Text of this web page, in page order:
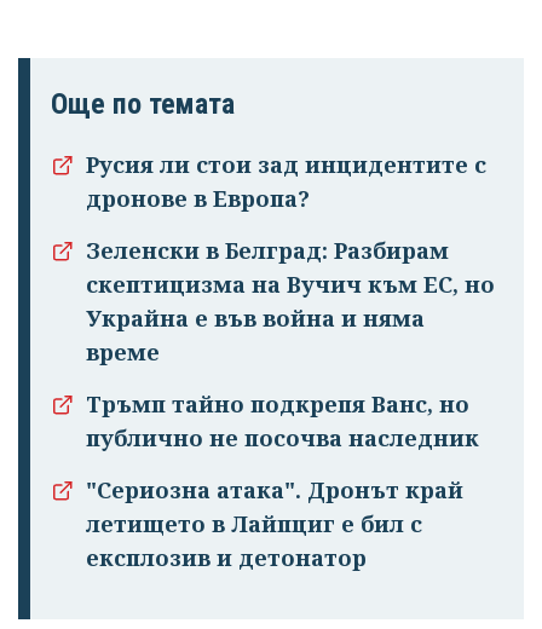
Още по темата
Русия ли стои зад инцидентите с
дронове в Европа?
Зеленски в Белград: Разбирам
скептицизма на Вучич към ЕС, но
Украйна е във война и няма
време
Тръмп тайно подкрепя Ванс, но
публично не посочва наследник
"Сериозна атака". Дронът край
летището в Лайпциг е бил с
експлозив и детонатор